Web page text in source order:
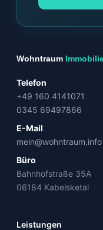
Wohntraum
Telefon
+49 160 4141071
0345 69497866
E-Mail
mein@wohntraum.info
Büro
Bahnhofstraße 35A
06184 Kabelsketal
Leistungen